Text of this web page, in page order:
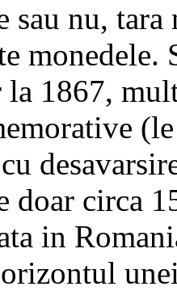
sau nu,
la 1867,
doar circa
in